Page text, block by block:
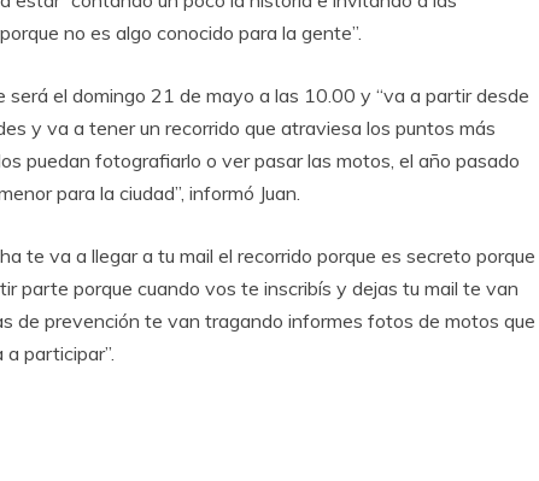
no es algo conocido para la gente”.
será el domingo 21 de mayo a las 10.00 y “va a partir desde
y va a tener un recorrido que atraviesa los puntos más
puedan fotografiarlo o ver pasar las motos, el año pasado
para la ciudad”, informó Juan.
te va a llegar a tu mail el recorrido porque es secreto porque
parte porque cuando vos te inscribís y dejas tu mail te van
de prevención te van tragando informes fotos de motos que
participar”.